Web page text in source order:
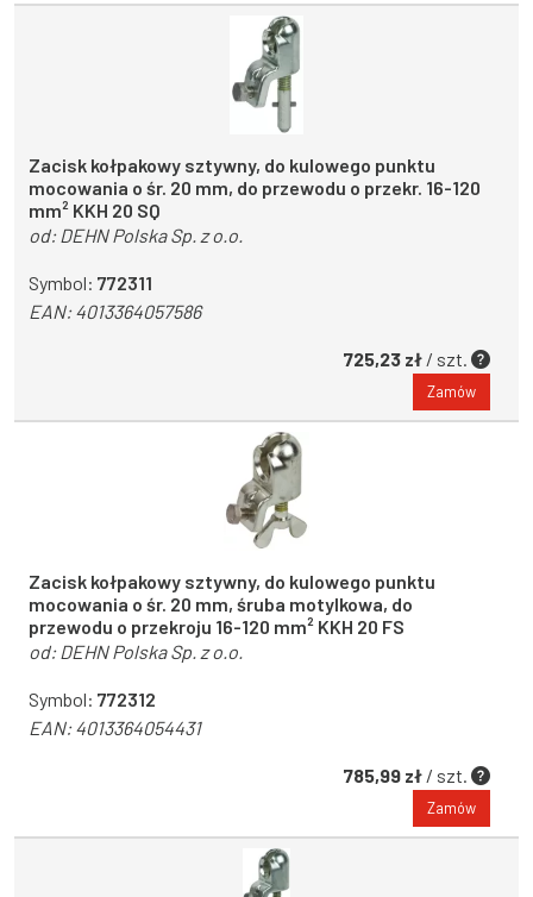
Zacisk kołpakowy sztywny, do kulowego punktu
mocowania o śr. 20 mm, do przewodu o przekr. 16-120
mm² KKH 20 SQ
od: DEHN Polska Sp. z o.o.
Symbol: 772311
EAN:4013364057586
725,23 zł / szt.
Zamów
Zacisk kołpakowy sztywny, do kulowego punktu
mocowania o śr. 20 mm, śruba motylkowa, do
przewodu o przekroju 16-120 mm² KKH 20 FS
od: DEHN Polska Sp. z o.o.
Symbol: 772312
EAN:4013364054431
785,99 zł / szt.
Zamów